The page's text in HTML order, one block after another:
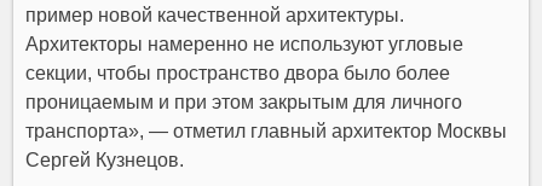
пример новой качественной архитектуры.
Архитекторы намеренно не используют угловые
секции, чтобы пространство двора было более
проницаемым и при этом закрытым для личного
транспорта», — отметил главный архитектор Москвы
Сергей Кузнецов.